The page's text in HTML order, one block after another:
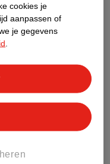
bezorgen in de
Dit betekent dat je
cookies je
aanpassen of
je gegevens